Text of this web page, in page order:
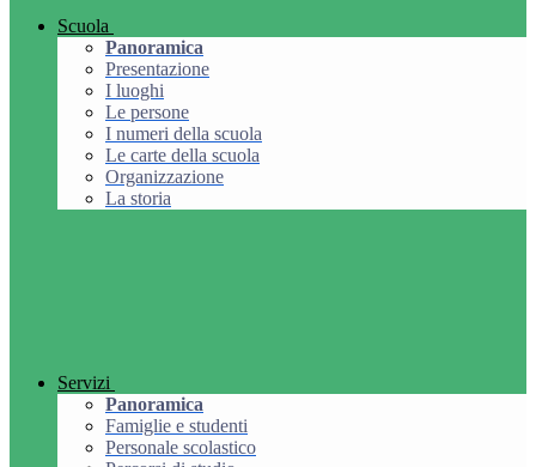
Scuola
Panoramica
Presentazione
I luoghi
Le persone
I numeri della scuola
Le carte della scuola
Organizzazione
La storia
Servizi
Panoramica
Famiglie e studenti
Personale scolastico